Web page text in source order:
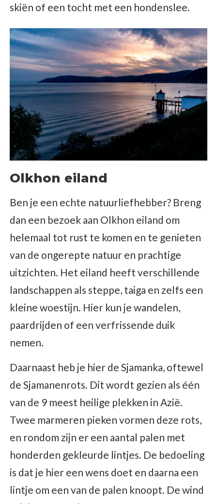
skiën of een tocht met een hondenslee.
Olkhon eiland
Ben je een echte natuurliefhebber? Breng
dan een bezoek aan Olkhon eiland om
helemaal tot rust te komen en te genieten
van de ongerepte natuur en prachtige
uitzichten. Het eiland heeft verschillende
landschappen als steppe, taiga en zelfs een
kleine woestijn. Hier kun je wandelen,
paardrijden of een verfrissende duik
nemen.
Daarnaast heb je hier de Sjamanka, oftewel
de Sjamanenrots. Dit wordt gezien als één
van de 9 meest heilige plekken in Azië.
Twee marmeren pieken vormen deze rots,
en rondom zijn er een aantal palen met
honderden gekleurde lintjes. De bedoeling
is dat je hier een wens doet en daarna een
lintje om een van de palen knoopt. De wind